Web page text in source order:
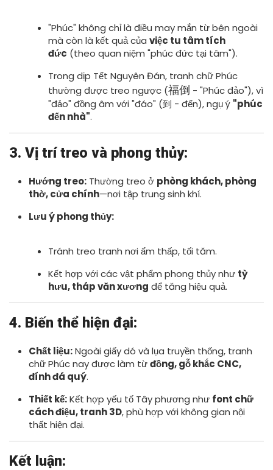
"Phúc" không chỉ là điều may mắn từ bên ngoài
mà còn là kết quả của việc tu tâm tích
đức (theo quan niệm "phúc đức tại tâm").
Trong dịp Tết Nguyên Đán, tranh chữ Phúc
thường được treo ngược (福倒 - "Phúc đảo"), vì
"đảo" đồng âm với "đáo" (到 - đến), ngụ ý "phúc
đến nhà".
3. Vị trí treo và phong thủy:
Hướng treo: Thường treo ở phòng khách, phòng
thờ, cửa chính—nơi tập trung sinh khí.
Lưu ý phong thủy:
Tránh treo tranh nơi ẩm thấp, tối tăm.
Kết hợp với các vật phẩm phong thủy như tỳ
hưu, tháp văn xương để tăng hiệu quả.
4. Biến thể hiện đại:
Chất liệu:Ngoài giấy dó và lụa truyền thống, tranh
chữ Phúc nay được làm từđồng, gỗ khắc CNC,
đính đá quý.
Thiết kế:Kết hợp yếu tố Tây phương như font chữ
cách điệu, tranh 3D, phù hợp với không gian nội
thất hiện đại.
Kết luận: